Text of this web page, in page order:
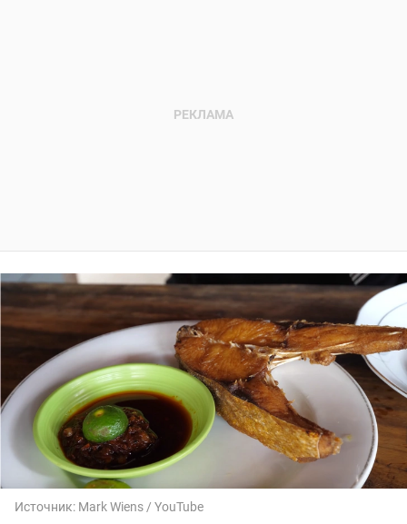
Источник: Mark Wiens / YouTube